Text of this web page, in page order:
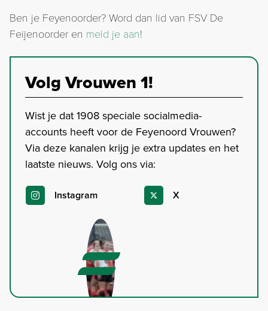
Ben je Feyenoorder? Word dan lid van FSV De
Feijenoorder en meld je aan!
Volg Vrouwen 1!
Wist je dat 1908 speciale socialmedia-
accounts heeft voor de Feyenoord Vrouwen?
Via deze kanalen krijg je extra updates en het
laatste nieuws. Volg ons via:
Instagram X